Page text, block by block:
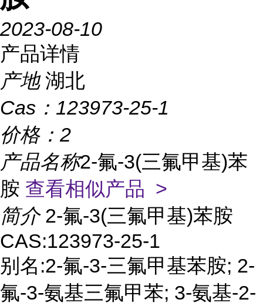
2023-08-10
产品详情
产地 湖北
Cas： 123973-25-1
价格： 2
产品名称2-氟-3(三氟甲基)苯
胺 查看相似产品 >
简介 2-氟-3(三氟甲基)苯胺
CAS:123973-25-1
别名:2-氟-3-三氟甲基苯胺; 2-
氟-3-氨基三氟甲苯; 3-氨基-2-